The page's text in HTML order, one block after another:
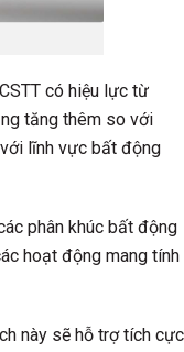
có hiệu lực từ
tăng thêm so với
lĩnh vực bất động
phân khúc bất động
hoạt động mang tính
này sẽ hỗ trợ tích cực